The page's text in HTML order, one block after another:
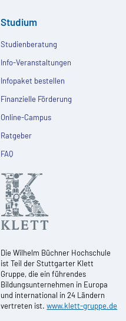
Studium
Studienberatung
Info-Veranstaltungen
Infopaket bestellen
Finanzielle Förderung
Online-Campus
Ratgeber
FAQ
Die Wilhelm Büchner Hochschule
ist Teil der Stuttgarter Klett
Gruppe, die ein führendes
Bildungsunternehmen in Europa
und international in 24 Ländern
vertreten ist.www.klett-gruppe.de